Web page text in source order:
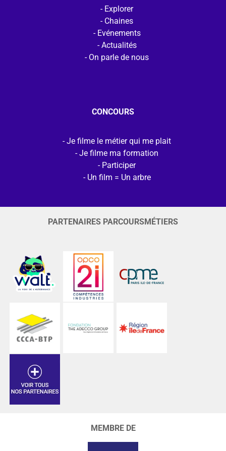
Explorer
Chaines
Evénements
Actualités
On parle de nous
CONCOURS
Je filme le métier qui me plait
Je filme ma formation
Participer
Un film = Un arbre
PARTENAIRES PARCOURSMÉTIERS
MEMBRE DE